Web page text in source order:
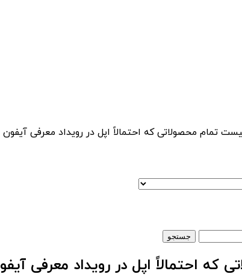
تمام محصولاتی که احتمالاً اپل در رویداد معرفی آیفون ۱۵ رونمایی می کند
اپل در رویداد معرفی آیفون ۱۵ رونمایی می